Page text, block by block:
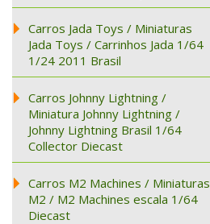
Carros Jada Toys / Miniaturas
Jada Toys / Carrinhos Jada 1/64
1/24 2011 Brasil
Carros Johnny Lightning /
Miniatura Johnny Lightning /
Johnny Lightning Brasil 1/64
Collector Diecast
Carros M2 Machines / Miniaturas
M2 / M2 Machines escala 1/64
Diecast